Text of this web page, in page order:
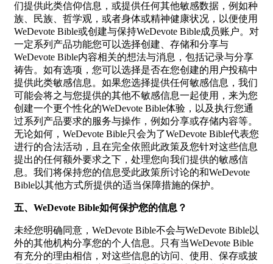
们提供此类信仰信息，或提供任何其他敏感数据，例如种
族、民族、哲学观，或者身体或精神健康状况，以便使用
WeDevote Bible或创建与保持WeDevote Bible成员账户。对
一定系列产品功能您可以选择创建、存储和分享与
WeDevote Bible内容相关的想法与消息，包括记录与分享
祷告。如有选项，您可以选择是否在您创建的用户投稿中
提供此类敏感信息。如果您选择提供任何敏感信息，我们
可能会将之与您提供的其他不敏感信息一起使用，来为您
创建一个更个性化的WeDevote Bible体验，以及执行您通
过系列产品要求的服务与操作，例如分享或存储内容等。
无论如何，WeDevote Bible只会为了WeDevote Bible代表您
进行的合法活动，且在完全依照此政策及您针对这些信息
提出的任何额外要求之下，处理您向我们提供的敏感信
息。我们将保持您的信息受此政策所讨论的和WeDevote
Bible以其他方式所提供的适当保障措施的保护。
五、WeDevote Bible如何保护您的信息？
未经您明确同意，WeDevote Bible不会与WeDevote Bible以
外的其他机构分享您的个人信息。只有当WeDevote Bible
有充分的理由相信，对这些信息的访问、使用、保存或披